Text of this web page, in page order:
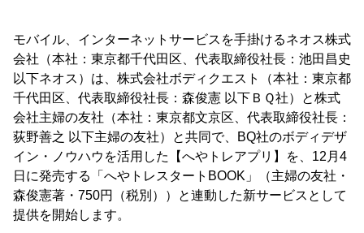
モバイル、インターネットサービスを手掛けるネオス株式
会社（本社：東京都千代田区、代表取締役社長：池田昌史
以下ネオス）は、株式会社ボディクエスト（本社：東京都
千代田区、代表取締役社長：森俊憲 以下ＢＱ社）と株式
会社主婦の友社（本社：東京都文京区、代表取締役社長：
荻野善之 以下主婦の友社）と共同で、BQ社のボディデザ
イン・ノウハウを活用した【へやトレアプリ】を、12月4
日に発売する「へやトレスタートBOOK」（主婦の友社・
森俊憲著・750円（税別））と連動した新サービスとして
提供を開始します。